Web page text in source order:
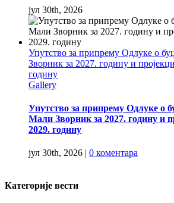
јул 30th, 2026
Упутство за припрему Одлуке о
Зворник за 2027. годину и
годину
Gallery
Упутство за припрему Одлуке о
Мали Зворник за 2027. годину и
2029. годину
јул 30th, 2026 | 0 коментара
Категорије вести